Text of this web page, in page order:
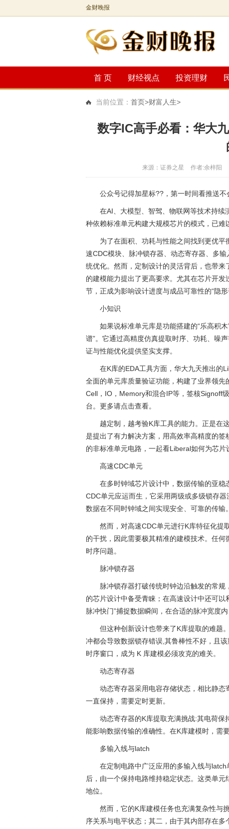
金财晚报
首 页 财经视点 投资理财
当前位置： 首页>财富人生>
数字IC高手必看：华大
来源：证券之星 作者:余梓阳
公众号记得加星标??，第一时间看推送不
在AI、大模型、智驾、物联网等技术持续
种依赖标准单元构建大规模芯片的模式，已难
为了在面积、功耗与性能之间找到更优
速CDC模块、脉冲锁存器、动态寄存器、多
统优化。然而，定制设计的灵活背后，也带
的建模能力提出了更高要求。尤其在芯片开
节，正成为影响设计进度与成品可靠性的“隐形
小知识
如果说标准单元库是功能搭建的“乐高积
谱”。它通过高精度仿真提取时序、功耗、噪
证与性能优化提供坚实支撑。
在K库的EDA工具方面，华大九天推出的
全面的单元库质量验证功能，构建了业界领
Cell，IO，Memory和混合IP等，签核Signoff
台。更多请点击查看。
越定制，越考验K库工具的能力。正是在
是提出了有力解决方案，用高效率高精度的
的非标准单元电路，一起看Liberal如何为芯片
高速CDC单元
在多时钟域芯片设计中，数据传输的亚稳
CDC单元应运而生，它采用两级或多级锁存
数据在不同时钟域之间实现安全、可靠的传输。
然而，对高速CDC单元进行K库特征化提
的干扰，因此需要极其精准的建模技术。任
时序问题。
脉冲锁存器
脉冲锁存器打破传统时钟边沿触发的常
的芯片设计中备受青睐；在高速设计中还可
脉冲快门”捕捉数据瞬间，在合适的脉冲宽度内
但这种创新设计也带来了K库提取的难题
冲都会导致数据锁存错误,其鲁棒性不好，且
时序窗口，成为 K 库建模必须攻克的难关。
动态寄存器
动态寄存器采用电容存储状态，相比静
一直保持，需要定时更新。
动态寄存器的K库提取充满挑战:其电荷
能影响数据传输的准确性。在K库建模时，需
多输入线与latch
在定制电路中广泛应用的多输入线与
后，由一个保持电路维持稳定状态。这类单
地位。
然而，它的K库建模任务也充满复杂性与
序关系与电平状态；其二，由于其内部存在